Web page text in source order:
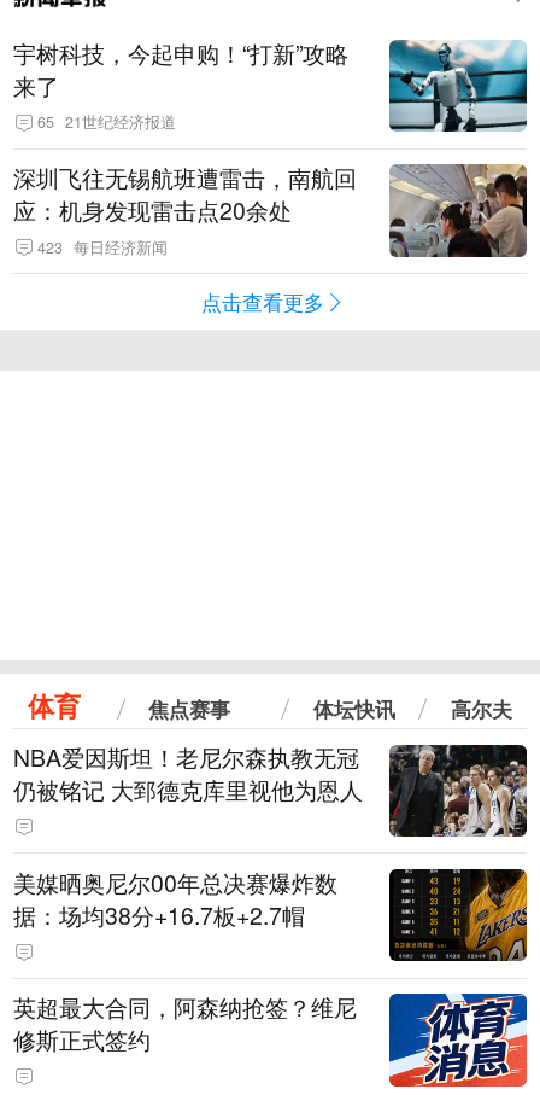
宇树科技，今起申购！“打新”攻略
来了
65 21世纪经济报道
深圳飞往无锡航班遭雷击，南航回
应：机身发现雷击点20余处
423 每日经济新闻
点击查看更多
体育 焦点赛事 体坛快讯 高尔夫
NBA爱因斯坦！老尼尔森执教无冠
仍被铭记 大郅德克库里视他为恩人
美媒晒奥尼尔00年总决赛爆炸数
据：场均38分+16.7板+2.7帽
英超最大合同，阿森纳抢签？维尼
修斯正式签约